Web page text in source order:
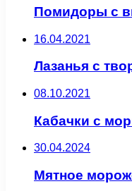
Помидоры с
16.04.2021
Лазанья с
08.10.2021
Кабачки с
30.04.2024
Мятное